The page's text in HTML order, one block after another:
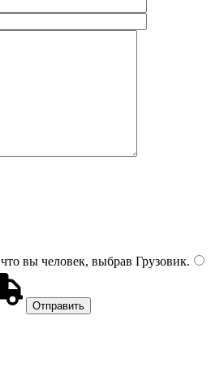
вы человек, выбрав Грузовик.